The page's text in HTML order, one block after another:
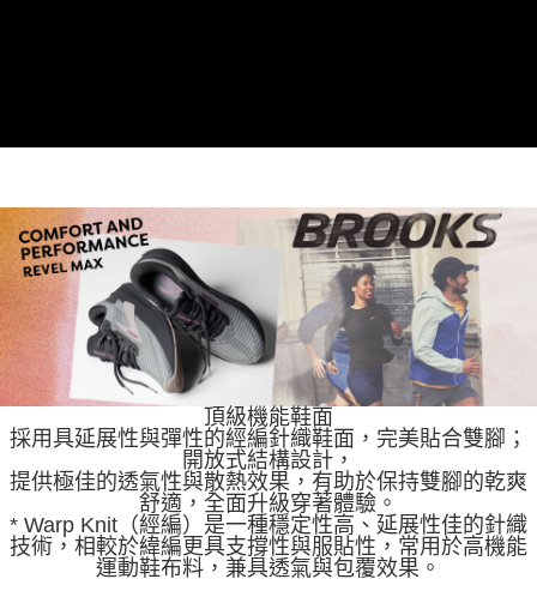
頂級機能鞋面
採用具延展性與彈性的經編針織鞋面，完美貼合雙腳；
開放式結構設計，
提供極佳的透氣性與散熱效果，有助於保持雙腳的乾爽
舒適，全面升級穿著體驗。
* Warp Knit（經編）是一種穩定性高、延展性佳的針織
技術，相較於緯編更具支撐性與服貼性，常用於高機能
運動鞋布料，兼具透氣與包覆效果。